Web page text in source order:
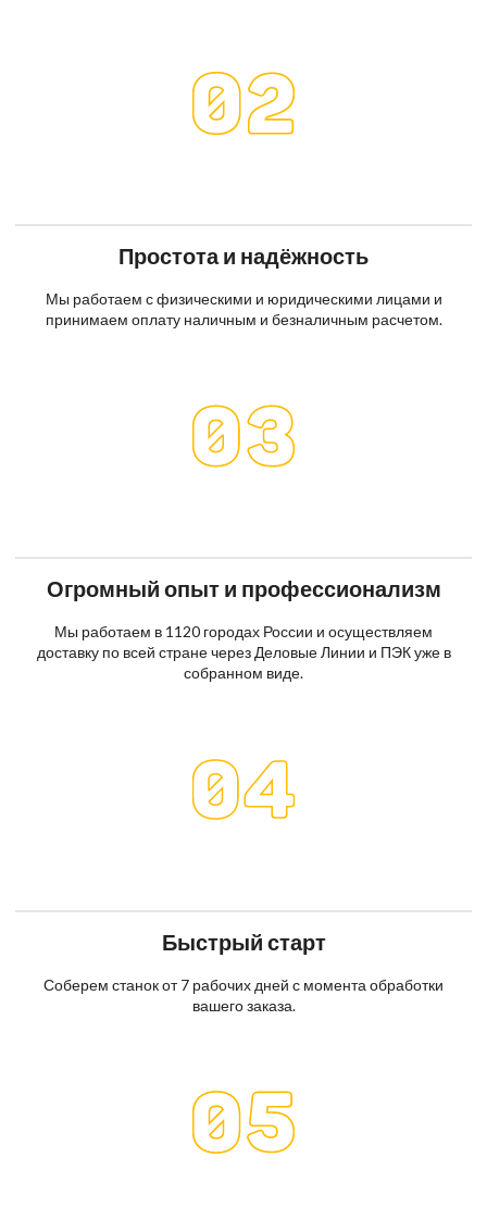
Простота и надёжность
Мы работаем с физическими и юридическими лицами и
принимаем оплату наличным и безналичным расчетом.
Огромный опыт и профессионализм
Мы работаем в 1120 городах России и осуществляем
доставку по всей стране через Деловые Линии и ПЭК уже в
собранном виде.
Быстрый старт
Соберем станок от 7 рабочих дней с момента обработки
вашего заказа.